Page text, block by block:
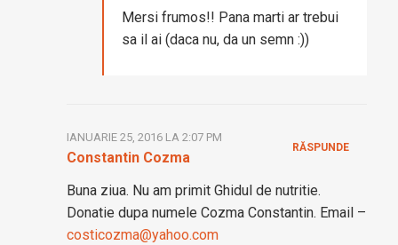
Mersi frumos!! Pana marti ar trebui
sa il ai (daca nu, da un semn :))
Constantin Cozma
IANUARIE 25, 2016 LA 2:07 PM
Buna ziua. Nu am primit Ghidul de nutritie.
Donatie dupa numele Cozma Constantin. Email –
costicozma@yahoo.com
RĂSPUNDE